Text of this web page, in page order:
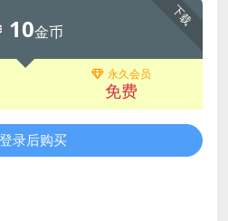
下载
10金币
永久会员
免费
登录后购买